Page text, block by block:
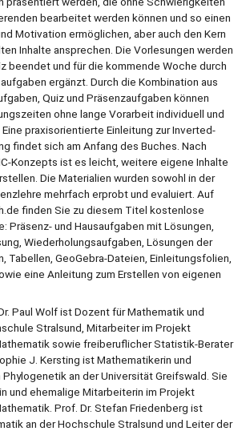
bearbeitet werden können und so einen
Motivation ermöglichen, aber auch den Kern
Inhalte ansprechen. Die Vorlesungen werden
beendet und für die kommende Woche durch
ergänzt. Durch die Kombination aus
Quiz und Präsenzaufgaben können
ohne lange Vorarbeit individuell und
praxisorientierte Einleitung zur Inverted-
findet sich am Anfang des Buches. Nach
Konzepts ist es leicht, weitere eigene Inhalte
Die Materialien wurden sowohl in der
mehrfach erprobt und evaluiert. Auf
finden Sie zu diesem Titel kostenlose
Präsenz- und Hausaufgaben mit Lösungen,
Wiederholungsaufgaben, Lösungen der
Tabellen, GeoGebra-Dateien, Einleitungsfolien,
eine Anleitung zum Erstellen von eigenen
Paul Wolf ist Dozent für Mathematik und
Stralsund, Mitarbeiter im Projekt
sowie freiberuflicher Statistik-Berater
J. Kersting ist Mathematikerin und
an der Universität Greifswald. Sie
und ehemalige Mitarbeiterin im Projekt
Prof. Dr. Stefan Friedenberg ist
an der Hochschule Stralsund und Leiter der